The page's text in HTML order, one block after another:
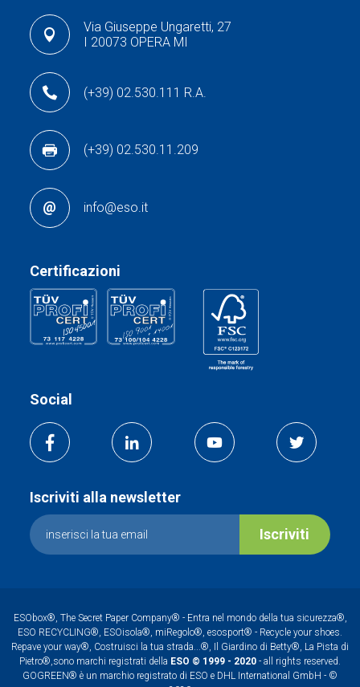
Via Giuseppe Ungaretti, 27
I 20073 OPERA MI
(+39) 02.530.111 R.A.
(+39) 02.530.11.209
info@eso.it
Social
Certificazioni
Iscriviti alla newsletter
Iscriviti
ESObox®, The Secret Paper Company® - Entra nel mondo della tua sicurezza®,
ESO RECYCLING®, ESOisola®, miRegolo®, esosport® - Recycle your shoes.
Repave your way®, Costruisci la tua strada...®, Il Giardino di Betty®, La Pista di
Pietro®,sono marchi registrati della ESO © 1999 - 2020 - all rights reserved.
GOGREEN® è un marchio registrato di ESO e DHL International GmbH - ©